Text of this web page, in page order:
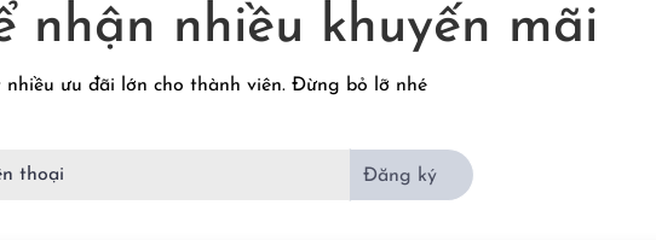
nhận nhiều khuyến mãi
nhiều ưu đãi lớn cho thành viên. Đừng bỏ lỡ nhé
Đăng ký